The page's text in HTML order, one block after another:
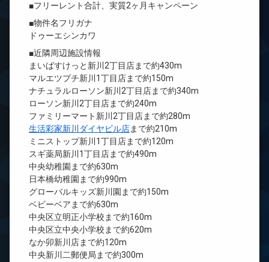
■フリーレント合計、実質2ヶ月キャンペーン
■物件名フリガナ
ドゥーエシンカワ
■近隣周辺施設情報
まいばすけっと新川2丁目店まで約430m
マルエツプチ新川1丁目店まで約150m
ナチュラルローソン新川2丁目店まで約340m
ローソン新川2丁目店まで約240m
ファミリーマート新川2丁目店まで約280m
生活彩家新川ダイヤビル店まで約210m
ミニストップ新川1丁目店まで約120m
スギ薬局新川1丁目店まで約490m
中央幼稚園まで約630m
日本橋幼稚園まで約990m
グローバルキッズ新川園まで約150m
ベビーベアまで約630m
中央区立明正小学校まで約160m
中央区立中央小学校まで約620m
なか卯新川店まで約120m
中央新川二郵便局まで約300m